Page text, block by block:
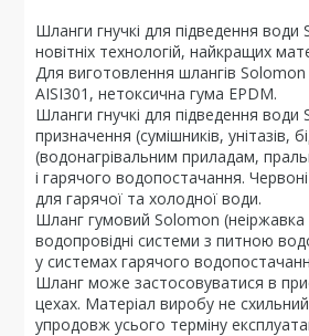
Шланги гнучкі для підведення
новітніх технологій, найкращих
Для виготовлення шлангів
AISI301, нетоксична гума EPDM.
Шланги гнучкі для підведення води
призначення (сумішників,
(водонагрівальним приладам,
і гарячого водопостачання.
для гарячої та холодної води.
Шланг гумовий Solomon (неіржавка
водопровідні системи з питною
у системах гарячого
Шланг може застосовуватися в
цехах. Матеріал виробу не
упродовж усього терміну